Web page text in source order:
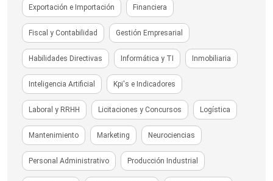
Exportación e Importación Financiera
Fiscal y Contabilidad Gestión Empresarial
Habilidades Directivas Informática y TI Inmobiliaria
Inteligencia Artificial Kpi's e Indicadores
Laboral y RRHH Licitaciones y Concursos Logística
Mantenimiento Marketing Neurociencias
Personal Administrativo Producción Industrial